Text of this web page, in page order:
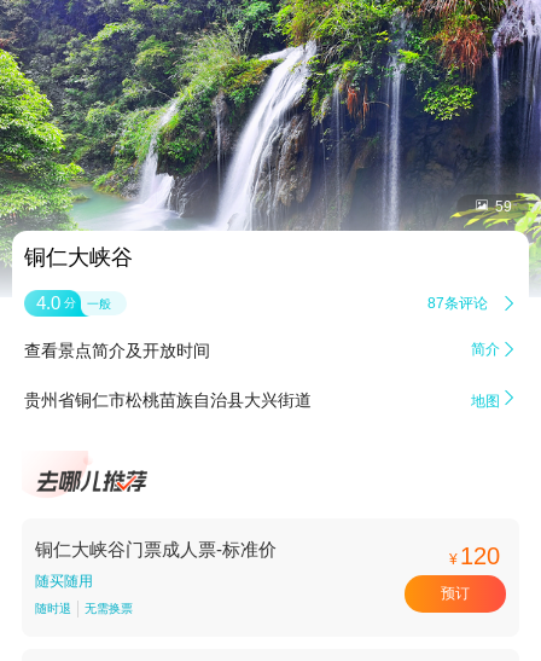
 59
铜仁大峡谷
4.0 分 一般 87条评论 
查看景点简介及开放时间 简介 
贵州省铜仁市松桃苗族自治县大兴街道 地图 
铜仁大峡谷门票成人票-标准价
随买随用
随时退 无需换票
¥ 120
预订
